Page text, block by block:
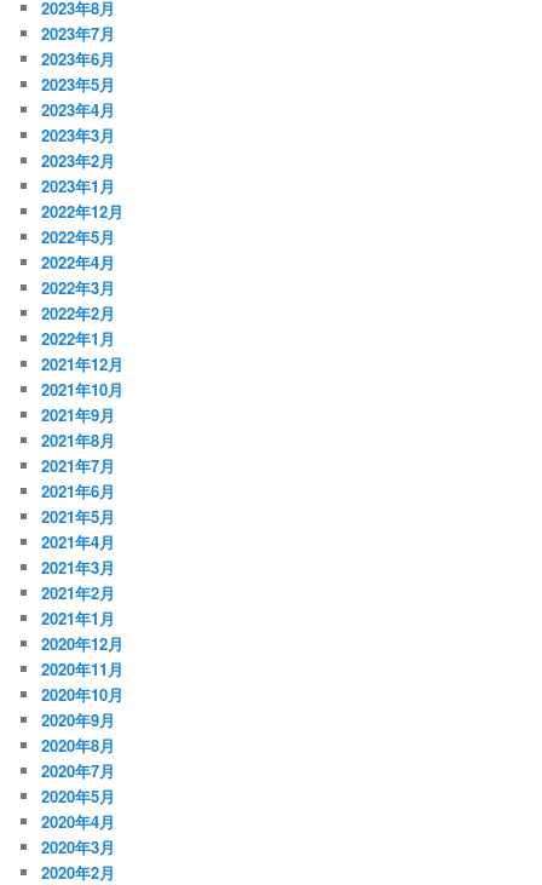
2023年8月
2023年7月
2023年6月
2023年5月
2023年4月
2023年3月
2023年2月
2023年1月
2022年12月
2022年5月
2022年4月
2022年3月
2022年2月
2022年1月
2021年12月
2021年10月
2021年9月
2021年8月
2021年7月
2021年6月
2021年5月
2021年4月
2021年3月
2021年2月
2021年1月
2020年12月
2020年11月
2020年10月
2020年9月
2020年8月
2020年7月
2020年5月
2020年4月
2020年3月
2020年2月